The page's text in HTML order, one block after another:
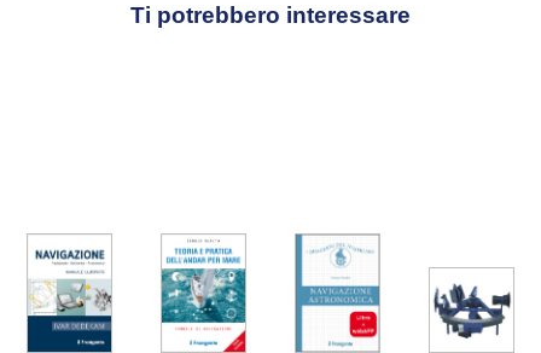
grado di guardiamarina.
professionista per molti anni.
Attività, quest’ultima, che
esercita tuttora a tempo
pieno.
Ti potrebbero interessare